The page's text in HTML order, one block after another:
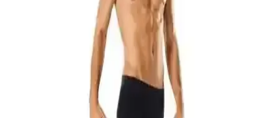
Saysez bambu erkek yarım konç çorapları, %80 bambu içeriğiyle
yüksek hava geçirgenliği ve yumuşaklık sağlar, uzun ömürlü ve şık
tasarımıyla günlük ve spor kullanıma uygundur.
Jack & Jones Tyler 5'li Karışık Boxer Paketi
Günlük Rahatlık ve Stil Sunar
Jack & Jones Tyler serisine ait 5'li boxer paketi, yüksek pamuk oranı
ve elastan içeriğiyle konfor ve dayanıklılık sunar. Farklı desen ve